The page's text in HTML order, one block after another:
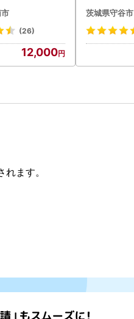
(26)
12,000
茨城県守谷市
ます。